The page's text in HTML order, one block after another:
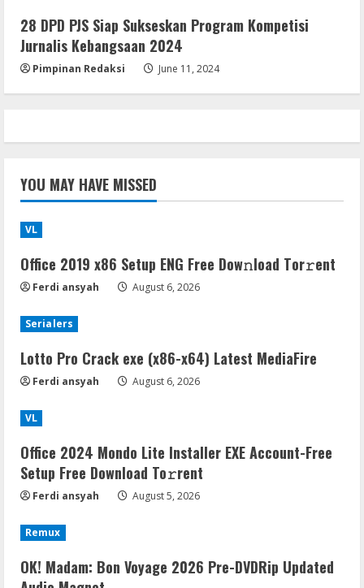
5
Crack English (To𝚛𝚛еnt)
August 5, 2026
28 DPD PJS Siap Sukseskan Program Kompetisi
Jurnalis Kebangsaan 2024
Pimpinan Redaksi June 11, 2024
YOU MAY HAVE MISSED
VL
Office 2019 x86 Setup ENG Frее Dow𝚗load Tоr𝚛ent
Ferdi ansyah August 6, 2026
Serialers
Lotto Pro Crack exe (x86-x64) Latest MediaFire
Ferdi ansyah August 6, 2026
VL
Office 2024 Mondo Lite Installer EXE Account-Free
Setup Frее Download To𝚛rent
Ferdi ansyah August 5, 2026
Remux
OK! Madam: Bon Voyage 2026 Pre-DVDRip Updated